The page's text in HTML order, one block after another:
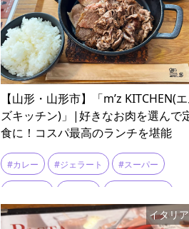
【山形・山形市】「m’z KITCHEN(
ズキッチン)」|好きなお肉を選んで
食に！コスパ最高のランチを堪能
#カレー #ジェラート #スーパー
#ランチ #定食 #山形牛 #米沢牛
イタリ